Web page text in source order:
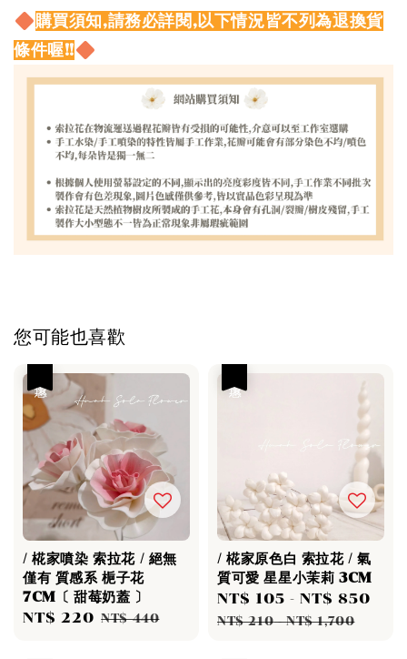
購買須知,請務必詳閱,以下情況皆不列為退換貨
條件喔!!
您可能也喜歡
/ 椛家噴染 索拉花 / 絕無
僅有 質感系 梔子花
7CM〔 甜莓奶蓋 〕
Sale
NT$ 220 Regular
NT$ 440
/ 椛家原色白 索拉花 / 氣
質可愛 星星小茉莉 3CM
Sale
price
NT$ 105 -NT$ 850
NT$ 210-NT$ 1,700